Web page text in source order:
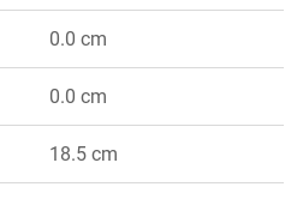
0.0 cm
0.0 cm
18.5 cm